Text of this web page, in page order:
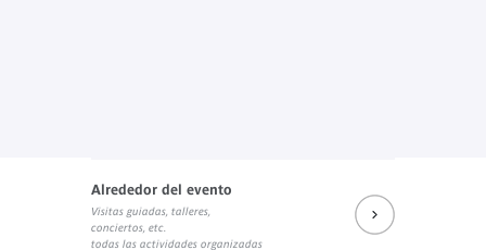
Alrededor del evento
Visitas guiadas, talleres,
conciertos, etc.
todas las actividades organizadas